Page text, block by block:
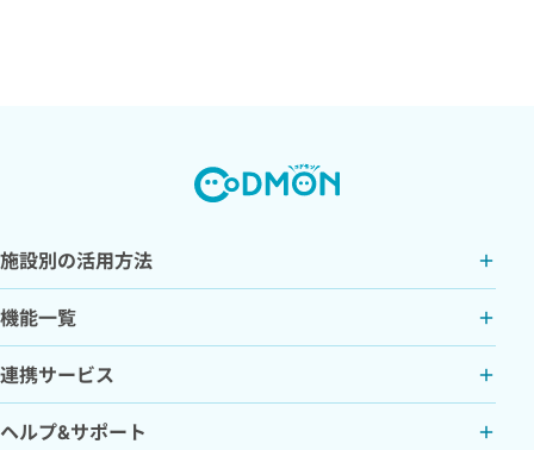
施設別の活用方法
機能一覧
連携サービス
ヘルプ&サポート